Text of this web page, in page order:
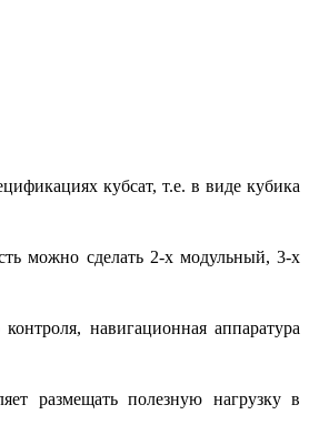
кубсат, т.е. в виде кубика
можно сделать 2-х модульный, 3-х
навигационная аппаратура
размещать полезную нагрузку в